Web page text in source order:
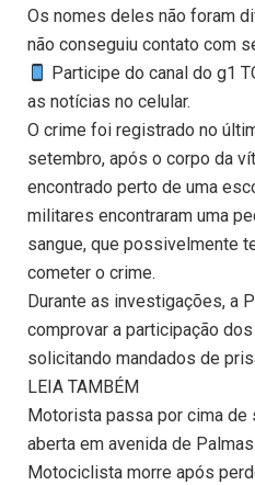
Os nomes deles não foram
não conseguiu contato com
Participe do canal do g1
as notícias no celular.
O crime foi registrado no
setembro, após o corpo da
encontrado perto de uma
militares encontraram uma
sangue, que possivelmente
cometer o crime.
Durante as investigações, a
comprovar a participação
solicitando mandados de
LEIA TAMBÉM
Motorista passa por cima de
aberta em avenida de Palmas
Motociclista morre após